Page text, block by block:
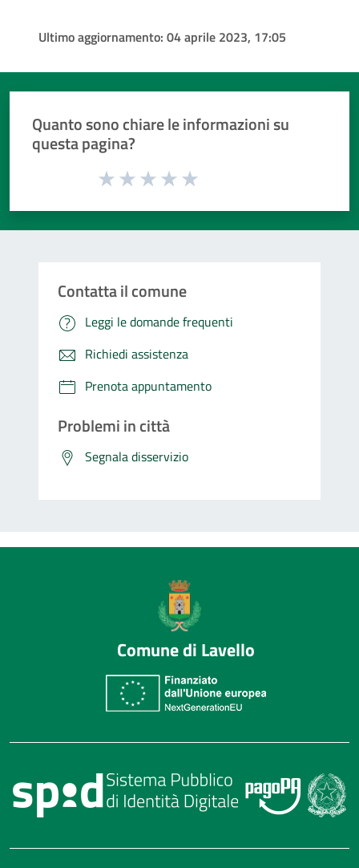
Ultimo aggiornamento: 04 aprile 2023, 17:05
Quanto sono chiare le informazioni su
questa pagina?
Valuta da 1 a 5 stelle la pagina
Contatta il comune
Leggi le domande frequenti
Richiedi assistenza
Prenota appuntamento
Problemi in città
Segnala disservizio
Comune di Lavello